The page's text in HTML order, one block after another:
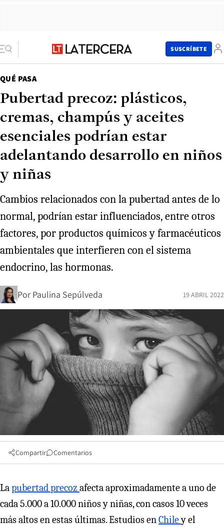
SUSCRÍBETE
QUÉ PASA
Pubertad precoz: plásticos,
cremas, champús y aceites
esenciales podrían estar
adelantando desarrollo en niños
y niñas
Cambios relacionados con la pubertad antes de lo
normal, podrían estar influenciados, entre otros
factores, por productos químicos y farmacéuticos
ambientales que interfieren con el sistema
endocrino, las hormonas.
Por Paulina Sepúlveda 19 ABRIL 2022
Compartir Comentarios
Lapubertad precoz afecta aproximadamente a uno de
cada 5.000 a 10.000 niños y niñas, con casos 10 veces
más altos en estas últimas. Estudios enChiley el